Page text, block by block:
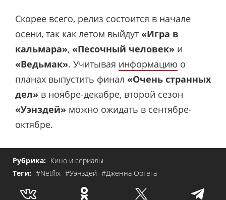
Скорее всего, релиз состоится в начале
осени, так как летом выйдут «Игра в
кальмара», «Песочный человек» и
«Ведьмак». Учитывая информацию о
планах выпустить финал «Очень странных
дел» в ноябре-декабре, второй сезон
«Уэнздей» можно ожидать в сентябре-
октябре.
Рубрика: Кино и сериалы
Теги: #Netflix #Уэнздей #Дженна Ортега